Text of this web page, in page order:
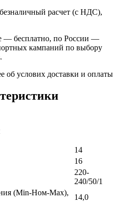
расчет (с НДС),
— бесплатно, по России —
кампаний по выбору
об услових доставки и оплаты
14
16
220-
240/50/1
(Min-Ном-Max),
14,0